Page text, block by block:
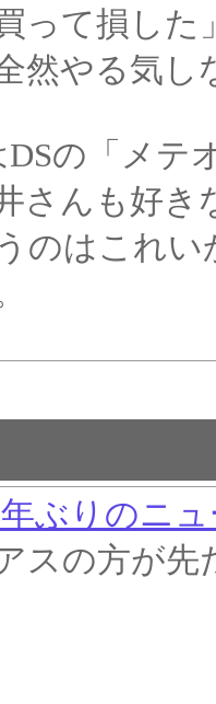
って損し
然やる気し
DSの「メテ
さんも好
のはこれ
ぶりのニ
スの方が先